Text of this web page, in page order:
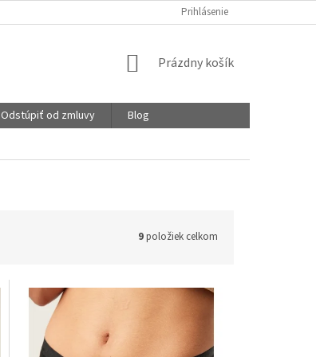
STUPNICA SAVOSTI
Prihlásenie
NÁKUPNÝ
Prázdny košík
Odstúpiť od zmluvy
Blog
9položiek celkom